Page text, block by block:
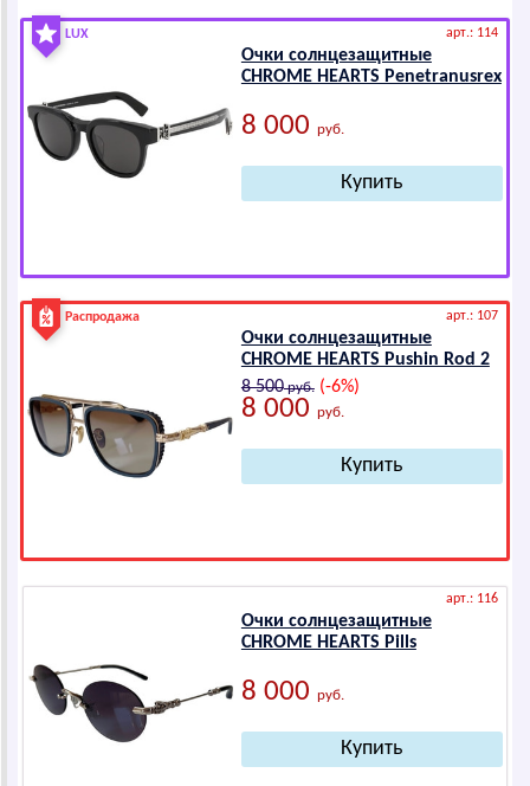
LUX арт.: 114
Очки солнцезащитные
СНRОМЕ НЕАRТS Penetranusrex
8 000 руб.
Распродажа арт.: 107
Очки солнцезащитные
СНRОМЕ НЕАRТS Pushin Rod 2
8 500руб.(-6%)
8 000 руб.
арт.: 116
Очки солнцезащитные
СНRОМЕ НЕАRТS Pills
8 000 руб.